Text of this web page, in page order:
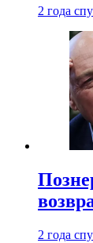
2 года
2 года